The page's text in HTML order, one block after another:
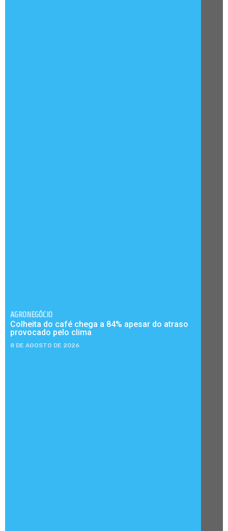
AGRONEGÓCIO
Colheita do café chega a 84% apesar do atraso
provocado pelo clima
8 DE AGOSTO DE 2026